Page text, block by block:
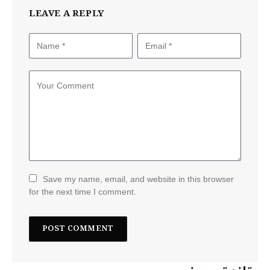
LEAVE A REPLY
Save my name, email, and website in this browser
for the next time I comment.